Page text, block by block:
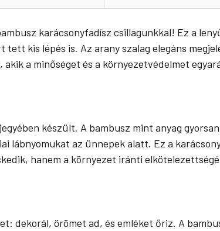
karácsonyfadísz csillagunkkal! Ez a
kis lépés is. Az arany szalag elegáns
a minőséget és a környezetvédelmet
készült. A bambusz mint anyag
lábnyomukat az ünnepek alatt. Ez a
hanem a környezet iránti
dekorál, örömet ad, és emléket őriz. A